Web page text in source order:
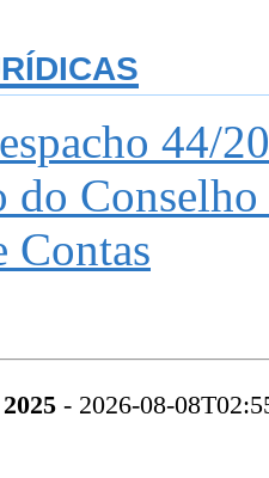
44/
do
Contas
- 2026-08-